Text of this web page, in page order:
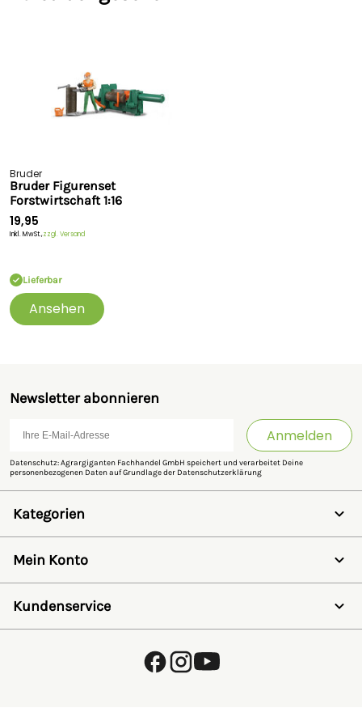
Bruder
Bruder Figurenset
Forstwirtschaft 1:16
19,95
Inkl. MwSt.,zzgl. Versand
Lieferbar
Ansehen
Newsletter abonnieren
Anmelden
Datenschutz: Agrargiganten Fachhandel GmbH speichert und verarbeitet Deine
personenbezogenen Daten auf Grundlage der Datenschutzerklärung
Kategorien
Schermaschinen
Futter- & Tränkesysteme
Haus, Hof & Stall
SALE
Mein Konto
Registrieren
Wunschzettel
Passwort vergessen
Kundenservice
Kostenlose Fachberatung